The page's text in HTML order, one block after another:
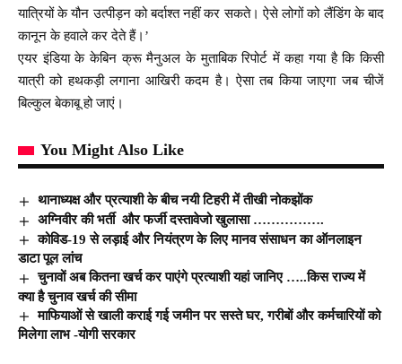
यात्रियों के यौन उत्पीड़न को बर्दाश्त नहीं कर सकते। ऐसे लोगों को लैंडिंग के बाद
कानून के हवाले कर देते हैं।’
एयर इंडिया के केबिन क्रू मैनुअल के मुताबिक रिपोर्ट में कहा गया है कि किसी
यात्री को हथकड़ी लगाना आखिरी कदम है। ऐसा तब किया जाएगा जब चीजें
बिल्कुल बेकाबू हो जाएं।
You Might Also Like
थानाध्यक्ष और प्रत्याशी के बीच नयी टिहरी में तीखी नोकझोंक
अग्निवीर की भर्ती और फर्जी दस्तावेजो खुलासा …………….
कोविड-19 से लड़ाई और नियंत्रण के लिए मानव संसाधन का ऑनलाइन
डाटा पूल लांच
चुनावों अब कितना खर्च कर पाएंगे प्रत्याशी यहां जानिए …..किस राज्य में
क्या है चुनाव खर्च की सीमा
माफियाओं से खाली कराई गई जमीन पर सस्ते घर, गरीबों और कर्मचारियों को
मिलेगा लाभ -योगी सरकार